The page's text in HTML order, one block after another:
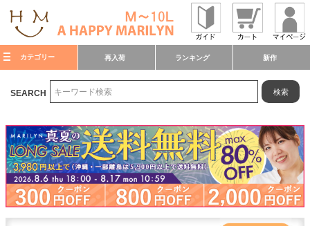
カテゴリー 再入荷 ランキング 新作
SEARCH 検索